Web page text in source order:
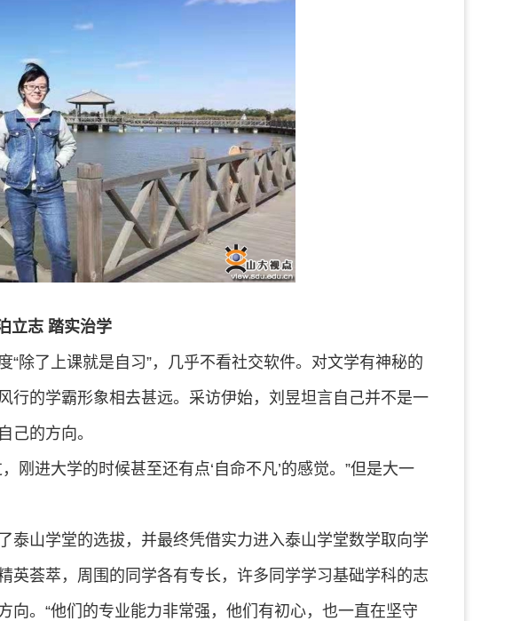
立志 踏实治学
除了上课就是自习”，几乎不看社交软件。对文学有神秘的
的学霸形象相去甚远。采访伊始，刘昱坦言自己并不是一
己的方向。
刚进大学的时候甚至还有点‘自命不凡’的感觉。”但是大一
泰山学堂的选拔，并最终凭借实力进入泰山学堂数学取向学
英荟萃，周围的同学各有专长，许多同学学习基础学科的志
。“他们的专业能力非常强，他们有初心，也一直在坚守